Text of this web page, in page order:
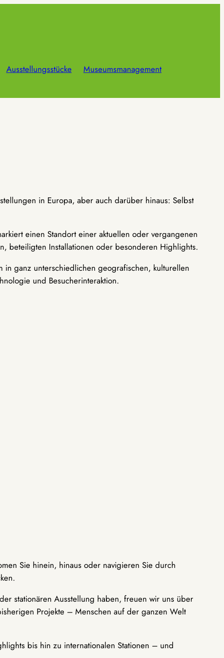
Ausstellungsstücke
Museumsmanagement
in Europa, aber auch darüber hinaus: Selbst
einen Standort einer aktuellen oder vergangenen
beteiligten Installationen oder besonderen Highlights.
ganz unterschiedlichen geografischen, kulturellen
und Besucherinteraktion.
Sie hinein, hinaus oder navigieren Sie durch
stationären Ausstellung haben, freuen wir uns über
Projekte – Menschen auf der ganzen Welt
bis hin zu internationalen Stationen – und